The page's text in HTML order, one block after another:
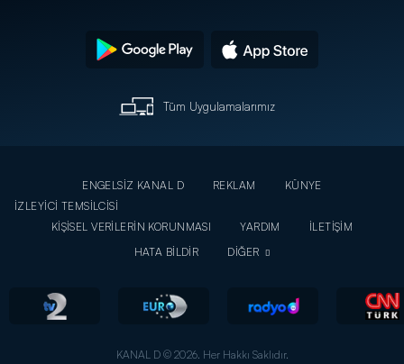
Tüm Uygulamalarımız
ENGELSİZ KANAL D REKLAM
KÜNYE
İZLEYİCİ TEMSİLCİSİ
KİŞİSEL VERİLERİN KORUNMASI
YARDIM
İLETİŞİM
HATA BİLDİR
DİĞER
KANAL D © 2026. Her Hakkı Saklıdır.